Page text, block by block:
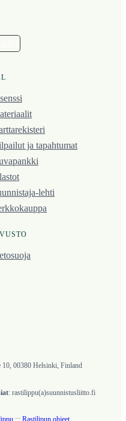
ja tapahtumat
lehti
10, 00380 Helsinki, Finland
: rastilippu(a)suunnistusliitto.fi
::: Rastilipun ohjeet